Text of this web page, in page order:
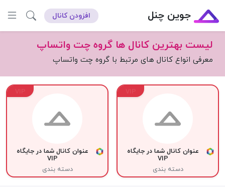
جوین چنل افزودن کانال
لیست بهترین کانال ها گروه چت واتساپ
معرفی انواع کانال های مرتبط با گروه چت واتساپ
عنوان کانال شما در جایگاه
VIP
دسته بندی
عنوان کانال شما در جایگاه
VIP
دسته بندی